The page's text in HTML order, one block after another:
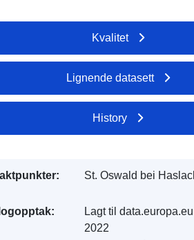
Kvalitet
Lignende datasett
History
St. Oswald bei
Lagt til
2022